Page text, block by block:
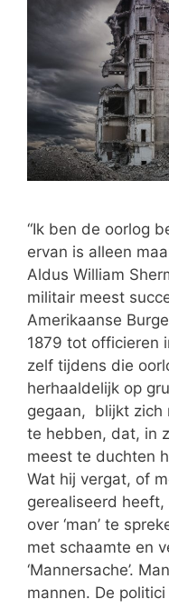
“Ik ben de oorlog
ervan is alleen
Aldus William
militair meest
Amerikaanse
1879 tot officieren
zelf tijdens die
herhaaldelijk op
gegaan, blijkt zich
te hebben, dat, in
meest te duchten
Wat hij vergat, of
gerealiseerd heeft,
over ‘man’ te
met schaamte en
‘Mannersache’.
mannen. De